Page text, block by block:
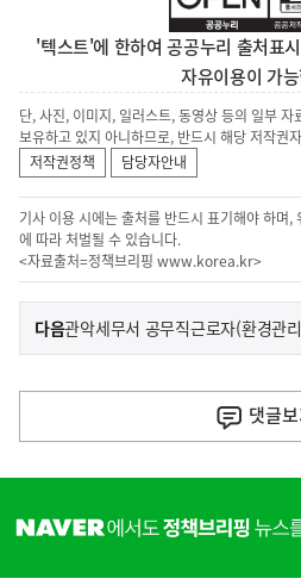
'텍스트'에 한하여 공공누리 출처표
자유이용이 가
단, 사진, 이미지, 일러스트, 동영상 등의 일부
보유하고 있지 아니하므로, 반드시 해당 저작권
저작권정책
담당자안내
기사 이용 시에는 출처를 반드시 표기해야 하며,
에 따라 처벌될 수 있습니다.
<자료출처=정책브리핑 www.korea.kr>
이
전
다
음
기
사
다음기
사
관악세무서 공무직근로자(환경관
댓글
단